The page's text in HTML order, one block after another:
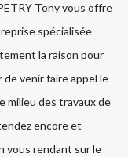
Tony vous offre
spécialisée
la raison pour
de venir faire appel le
milieu des travaux de
encore et
vous rendant sur le